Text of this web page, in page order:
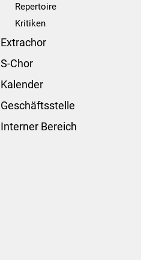
Repertoire
Kritiken
Extrachor
S-Chor
Kalender
Geschäftsstelle
Interner Bereich